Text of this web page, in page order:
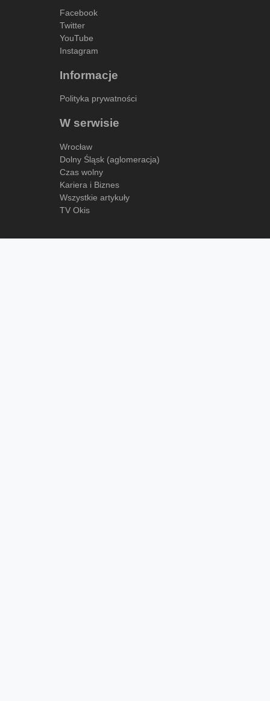
Facebook
Twitter
YouTube
Instagram
Informacje
Polityka prywatności
W serwisie
Wrocław
Dolny Śląsk (aglomeracja)
Czas wolny
Kariera i Biznes
Wszystkie artykuły
TV Okis